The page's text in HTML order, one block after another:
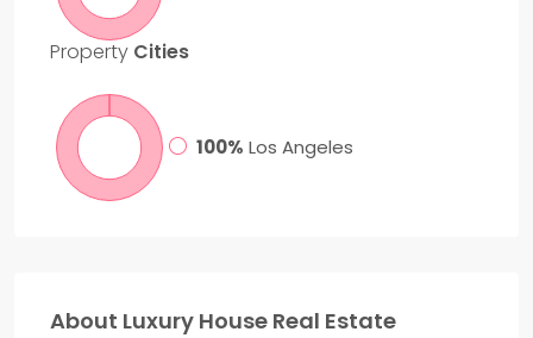
Property Cities
100% Los Angeles
About Luxury House Real Estate